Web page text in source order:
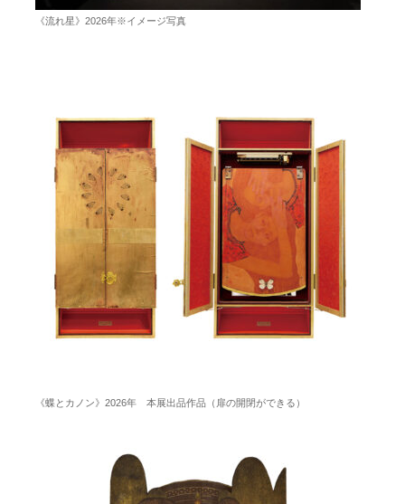
《流れ星》2026年※イメージ写真
《蝶とカノン》2026年 本展出品作品（扉の開閉ができる）